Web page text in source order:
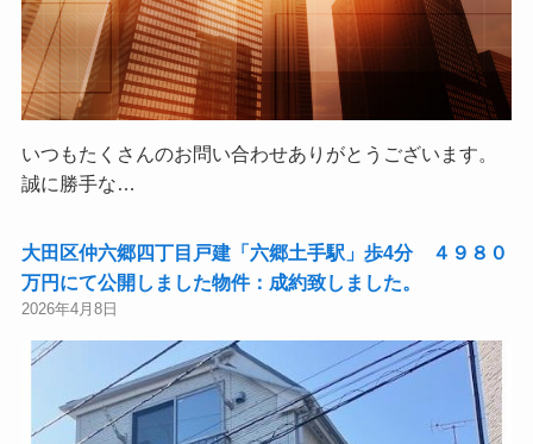
いつもたくさんのお問い合わせありがとうございます。
誠に勝手な…
大田区仲六郷四丁目戸建「六郷土手駅」歩4分 ４９８０
万円にて公開しました物件：成約致しました。
2026年4月8日